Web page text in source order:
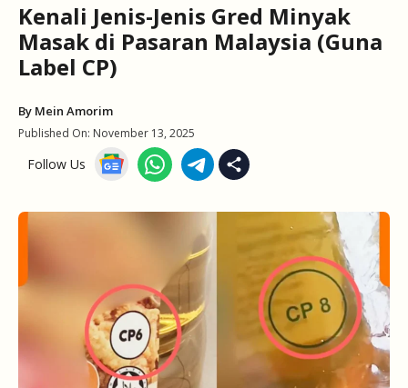
Kenali Jenis-Jenis Gred Minyak
Masak di Pasaran Malaysia (Guna
Label CP)
By Mein Amorim
Published On: November 13, 2025
Follow Us